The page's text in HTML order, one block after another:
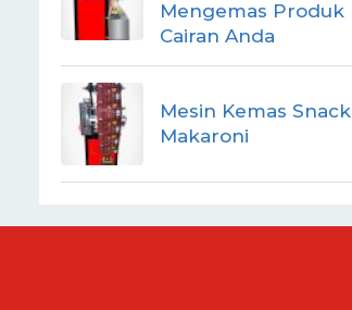
Mengemas Produk
Cairan Anda
Mesin Kemas Snack
Makaroni